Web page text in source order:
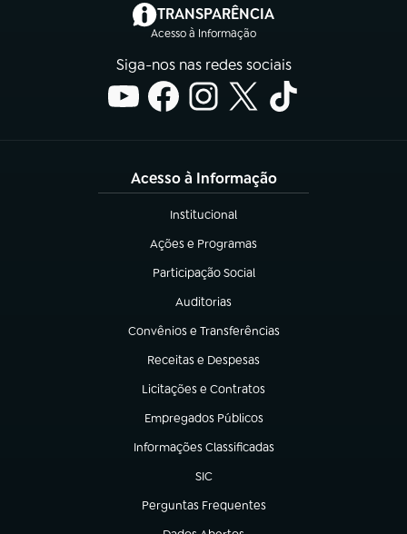
TRANSPARÊNCIA
Acesso à Informação
(abre em nova aba)
Siga-nos nas redes sociais
Acesso à Informação
Institucional
(abre em nova aba)
Ações e Programas
(abre em nova aba)
Participação Social
(abre em nova aba)
Auditorias
(abre em nova aba)
Convênios e Transferências
(abre em nova aba)
Receitas e Despesas
(abre em nova aba)
Licitações e Contratos
(abre em nova aba)
Empregados Públicos
(abre em nova aba)
Informações Classificadas
(abre em nova aba)
SIC
(abre em nova aba)
Perguntas Frequentes
(abre em nova aba)